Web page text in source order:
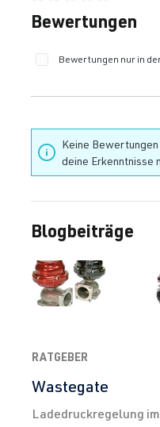
Durchschnittliche
Bewertungen
Bewertungen nur in
Keine
deine Erkenntnisse
Blogbeiträge
RATGEBER
Wastegate
Ladedruckregelung